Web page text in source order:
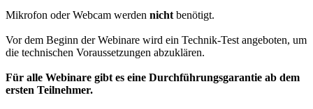
Mikrofon oder Webcam werden nicht benötigt.
Vor dem Beginn der Webinare wird ein Technik-Test angeboten, um
die technischen Voraussetzungen abzuklären.
Für alle Webinare gibt es eine Durchführungsgarantie ab dem
ersten Teilnehmer.